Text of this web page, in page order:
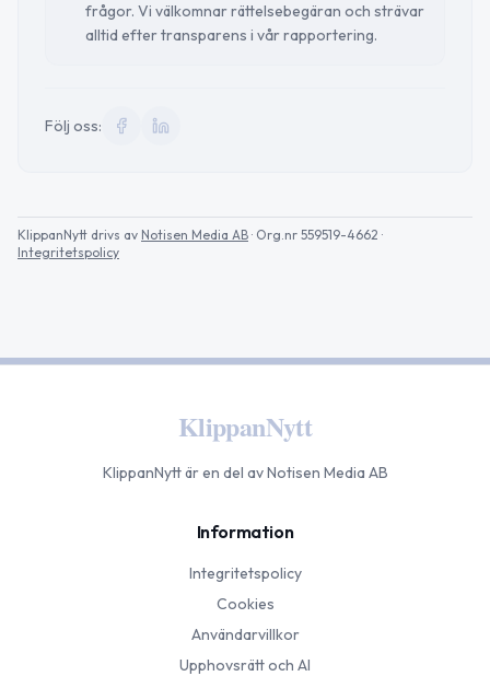
frågor. Vi välkomnar rättelsebegäran och strävar
alltid efter transparens i vår rapportering.
Följ oss:
KlippanNytt drivs av Notisen Media AB · Org.nr 559519-4662 ·
Integritetspolicy
KlippanNytt
KlippanNyttär en del av Notisen Media AB
Information
Integritetspolicy
Cookies
Användarvillkor
Upphovsrätt och AI